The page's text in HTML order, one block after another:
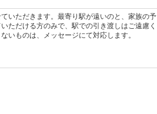
いただきます。最寄り駅が遠いのと、家族の予
ただける方のみで、駅での引き渡しはご遠慮く
いものは、メッセージにて対応します。